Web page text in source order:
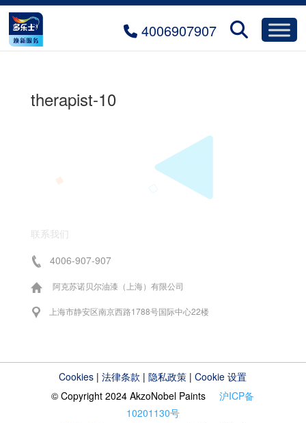
4006907907
therapist-10
联系我们
4006-907-907
阿克苏诺贝尔油漆（上海）有限公司
上海市静安区南京西路1788号国际中心22楼
Cookies |法律条款 |隐私政策 |Cookie 设置
© Copyright 2024 AkzoNobel Paints沪ICP备
10201130号